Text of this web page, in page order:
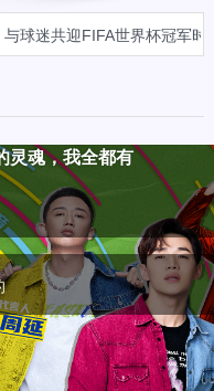
迷共迎FIFA世界杯冠军时刻
新茶饮一个都不能少
奶
维度定义植物奶
灵魂，我全都有
”一个放松的圣诞
称为益达历史上的划时代之作
何做到的？
得够潮流，够会玩。